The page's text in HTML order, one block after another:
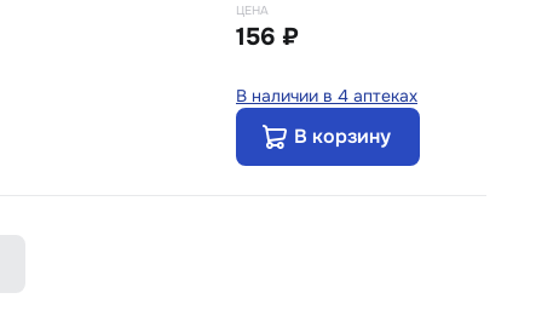
ЦЕНА
156 ₽
В наличии в 4 аптеках
В корзину